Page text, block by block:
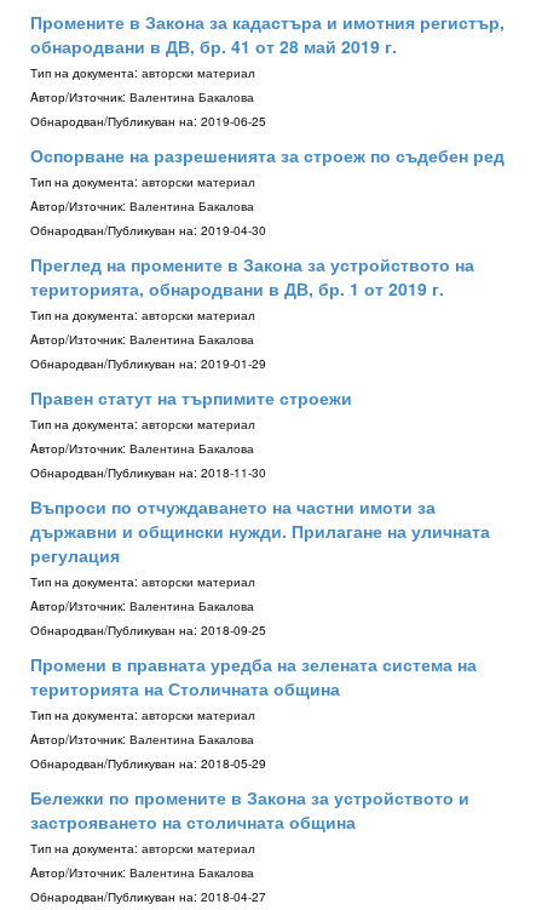
Промените в Закона за кадастъра и имотния регистър,
обнародвани в ДВ, бр. 41 от 28 май 2019 г.
Тип на документа: авторски материал
Aвтор/Източник: Валентина Бакалова
Обнародван/Публикуван на: 2019-06-25
Оспорване на разрешенията за строеж по съдебен ред
Тип на документа: авторски материал
Aвтор/Източник: Валентина Бакалова
Обнародван/Публикуван на: 2019-04-30
Преглед на промените в Закона за устройството на
територията, обнародвани в ДВ, бр. 1 от 2019 г.
Тип на документа: авторски материал
Aвтор/Източник: Валентина Бакалова
Обнародван/Публикуван на: 2019-01-29
Правен статут на търпимите строежи
Тип на документа: авторски материал
Aвтор/Източник: Валентина Бакалова
Обнародван/Публикуван на: 2018-11-30
Въпроси по отчуждаването на частни имоти за
държавни и общински нужди. Прилагане на уличната
регулация
Тип на документа: авторски материал
Aвтор/Източник: Валентина Бакалова
Обнародван/Публикуван на: 2018-09-25
Промени в правната уредба на зелената система на
територията на Столичната община
Тип на документа: авторски материал
Aвтор/Източник: Валентина Бакалова
Обнародван/Публикуван на: 2018-05-29
Бележки по промените в Закона за устройството и
застрояването на столичната община
Тип на документа: авторски материал
Aвтор/Източник: Валентина Бакалова
Обнародван/Публикуван на: 2018-04-27